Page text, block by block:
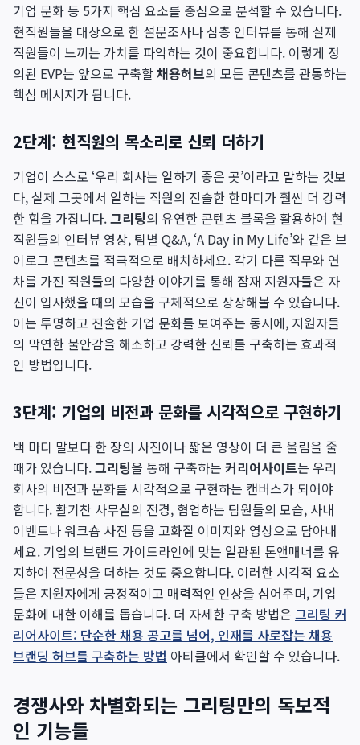
기업 문화 등 5가지 핵심 요소를 중심으로 분석할 수 있습니다.
현직원들을 대상으로 한 설문조사나 심층 인터뷰를 통해 실제
직원들이 느끼는 가치를 파악하는 것이 중요합니다. 이렇게 정
의된 EVP는 앞으로 구축할채용허브의 모든 콘텐츠를 관통하는
핵심 메시지가 됩니다.
2단계: 현직원의 목소리로 신뢰 더하기
기업이 스스로 ‘우리 회사는 일하기 좋은 곳’이라고 말하는 것보
다, 실제 그곳에서 일하는 직원의 진솔한 한마디가 훨씬 더 강력
한 힘을 가집니다.그리팅의 유연한 콘텐츠 블록을 활용하여 현
직원들의 인터뷰 영상, 팀별 Q&A, ‘A Day in My Life’와 같은 브
이로그 콘텐츠를 적극적으로 배치하세요. 각기 다른 직무와 연
차를 가진 직원들의 다양한 이야기를 통해 잠재 지원자들은 자
신이 입사했을 때의 모습을 구체적으로 상상해볼 수 있습니다.
이는 투명하고 진솔한 기업 문화를 보여주는 동시에, 지원자들
의 막연한 불안감을 해소하고 강력한 신뢰를 구축하는 효과적
인 방법입니다.
3단계: 기업의 비전과 문화를 시각적으로 구현하기
백 마디 말보다 한 장의 사진이나 짧은 영상이 더 큰 울림을 줄
때가 있습니다.그리팅을 통해 구축하는 커리어사이트는 우리
회사의 비전과 문화를 시각적으로 구현하는 캔버스가 되어야
합니다. 활기찬 사무실의 전경, 협업하는 팀원들의 모습, 사내
이벤트나 워크숍 사진 등을 고화질 이미지와 영상으로 담아내
세요. 기업의 브랜드 가이드라인에 맞는 일관된 톤앤매너를 유
지하여 전문성을 더하는 것도 중요합니다. 이러한 시각적 요소
들은 지원자에게 긍정적이고 매력적인 인상을 심어주며, 기업
문화에 대한 이해를 돕습니다. 더 자세한 구축 방법은 그리팅 커
리어사이트: 단순한 채용 공고를 넘어, 인재를 사로잡는 채용
브랜딩 허브를 구축하는 방법 아티클에서 확인할 수 있습니다.
경쟁사와 차별화되는 그리팅만의 독보적
인 기능들